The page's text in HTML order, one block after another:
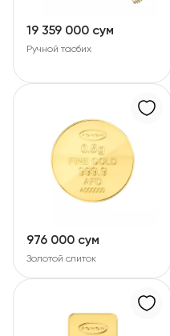
19 359 000 сум
Ручной тасбих
976 000 сум
Золотой слиток